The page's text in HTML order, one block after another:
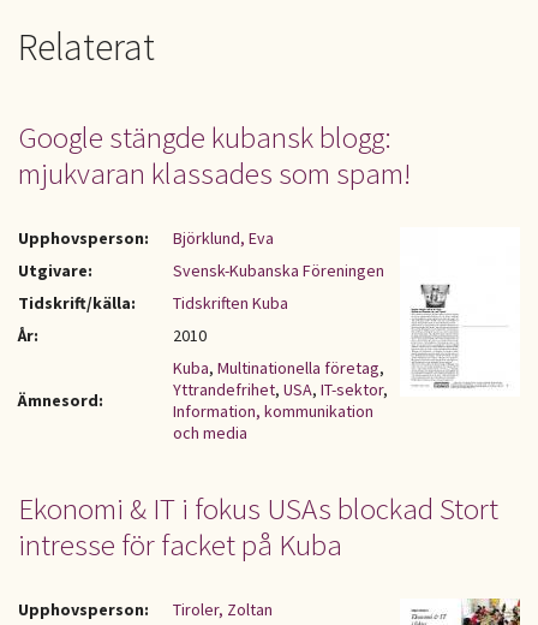
Relaterat
Google stängde kubansk blogg:
mjukvaran klassades som spam!
Upphovsperson:
Björklund, Eva
Utgivare:
Svensk-Kubanska Föreningen
Tidskrift/källa:
Tidskriften Kuba
År:
2010
Ämnesord:
Kuba, Multinationella företag,
Yttrandefrihet, USA, IT-sektor,
Information, kommunikation
och media
Ekonomi & IT i fokus USAs blockad Stort
intresse för facket på Kuba
Upphovsperson:
Tiroler, Zoltan